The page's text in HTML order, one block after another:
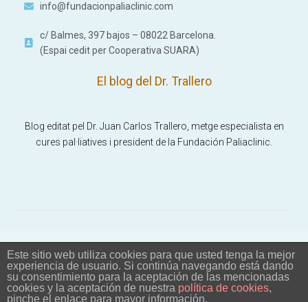
info@fundacionpaliaclinic.com
c/ Balmes, 397 bajos – 08022 Barcelona.
(Espai cedit per Cooperativa SUARA)
El blog del Dr. Trallero
Blog editat pel Dr. Juan Carlos Trallero, metge especialista en
cures pal·liatives i president de la Fundación Paliaclinic.
© 2026 Fundación Paliaclinic. TOTS ELS DRETS RESERVATS
Este sitio web utiliza cookies para que usted tenga la mejor
experiencia de usuario. Si continúa navegando está dando
su consentimiento para la aceptación de las mencionadas
cookies y la aceptación de nuestra política de cookies,
pinche el enlace para mayor información.